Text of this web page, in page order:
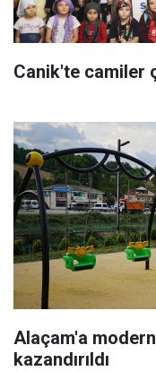
Canik'te camiler
Alaçam'a
kazandırıldı